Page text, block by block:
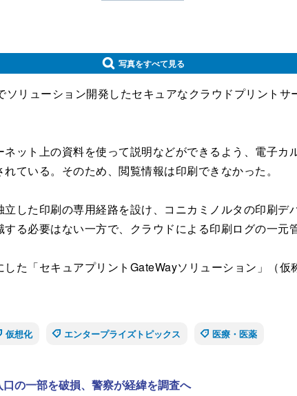
写真をすべて見る
リューション開発したセキュアなクラウドプリント
ット上の資料を使って説明などができるよう、電子
ている。そのため、閲覧情報は印刷できなかった。
した印刷の専用経路を設け、コニカミノルタの印刷デ
る必要はない一方で、クラウドによる印刷ログの一元
た「セキュアプリントGateWayソリューション」（
仮想化 エンタープライズトピックス 医療・医薬
の一部を破損、警察が経緯を調査へ